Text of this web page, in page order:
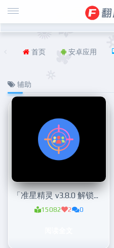
首页 安卓应用
辅助
「准星精灵 v3.8.0 解锁高级版」游戏辅助器
15082 2 0